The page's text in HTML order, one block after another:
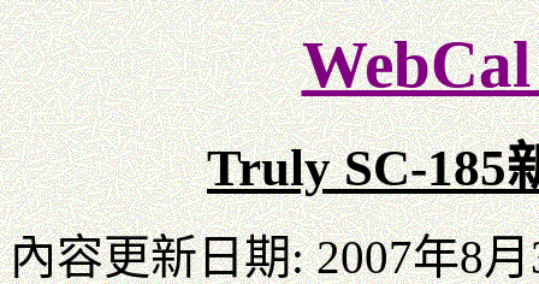
Truly SC-185
內容更新日期: 2007年8